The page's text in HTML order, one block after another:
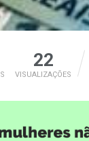
22
VISUALIZAÇÕES